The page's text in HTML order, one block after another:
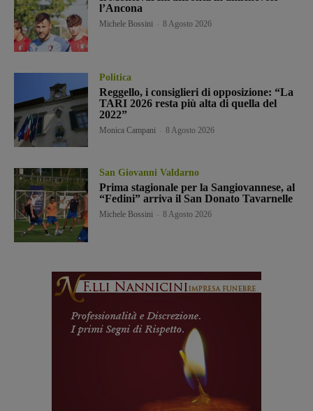
l’Ancona
Michele Bossini 8 Agosto 2026
Politica
Reggello, i consiglieri di opposizione: “La
TARI 2026 resta più alta di quella del
2022”
Monica Campani 8 Agosto 2026
San Giovanni Valdarno
Prima stagionale per la Sangiovannese, al
“Fedini” arriva il San Donato Tavarnelle
Michele Bossini 8 Agosto 2026